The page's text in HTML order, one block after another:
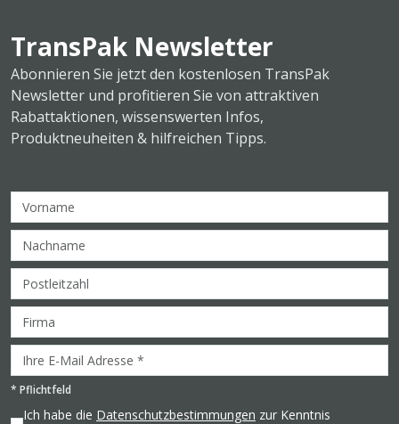
TransPak Newsletter
Abonnieren Sie jetzt den kostenlosen TransPak
Newsletter und profitieren Sie von attraktiven
Rabattaktionen, wissenswerten Infos,
Produktneuheiten & hilfreichen Tipps.
* Pflichtfeld
Ich habe die Datenschutzbestimmungen zur Kenntnis